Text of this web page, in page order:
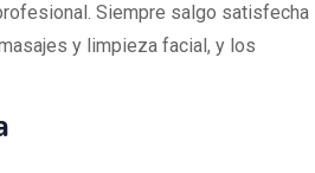
Siempre salgo satisfecha
y limpieza facial, y los